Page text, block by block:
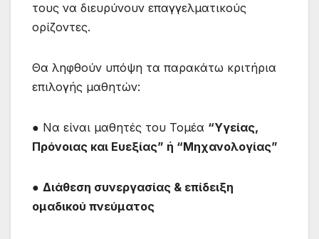
τους να διευρύνουν επαγγελματικούς
ορίζοντες.
Θα ληφθούν υπόψη τα παρακάτω κριτήρια
επιλογής μαθητών:
● Να είναι μαθητές του Τομέα “Υγείας,
Πρόνοιας και Ευεξίας” ή “Μηχανολογίας”
● Διάθεση συνεργασίας & επίδειξη
ομαδικού πνεύματος